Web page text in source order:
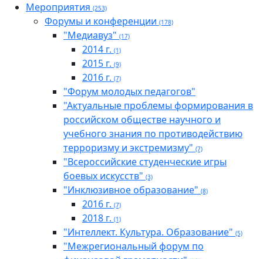
Мероприятия (253)
Форумы и конференции (178)
"Медиавуз" (17)
2014 г. (1)
2015 г. (9)
2016 г. (7)
"Форум молодых педагогов"
"Актуальные проблемы формирования в
российском обществе научного и
учебного знания по противодействию
терроризму и экстремизму" (7)
"Всероссийские студенческие игры
боевых искусств" (3)
"Инклюзивное образование" (8)
2016 г. (7)
2018 г. (1)
"Интеллект. Культура. Образование" (5)
"Межрегиональный форум по